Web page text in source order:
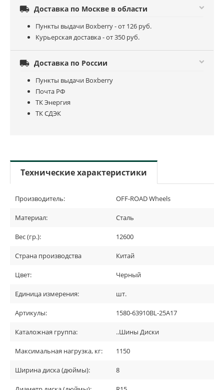
 Доставка по Москве в области
Пункты выдачи Boxberry - от 126 руб.
Курьерская доставка - от 350 руб.
 Доставка по России
Пункты выдачи Boxberry
Почта РФ
ТК Энергия
ТК СДЭК
Технические характеристики
Производитель: OFF-ROAD Wheels
Материал: Сталь
Вес (гр.): 12600
Страна производства Китай
Цвет: Черный
Единица измерения: шт.
Артикулы: 1580-63910BL-25A17
Каталожная группа: ..Шины Диски
Максимальная нагрузка, кг: 1150
Ширина диска (дюймы): 8